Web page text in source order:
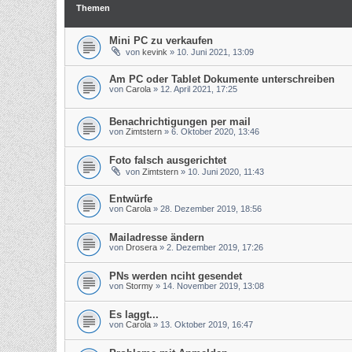
Themen
Mini PC zu verkaufen
von kevink » 10. Juni 2021, 13:09
Am PC oder Tablet Dokumente unterschreiben
von Carola » 12. April 2021, 17:25
Benachrichtigungen per mail
von Zimtstern » 6. Oktober 2020, 13:46
Foto falsch ausgerichtet
von Zimtstern » 10. Juni 2020, 11:43
Entwürfe
von Carola » 28. Dezember 2019, 18:56
Mailadresse ändern
von Drosera » 2. Dezember 2019, 17:26
PNs werden nciht gesendet
von Stormy » 14. November 2019, 13:08
Es laggt...
von Carola » 13. Oktober 2019, 16:47